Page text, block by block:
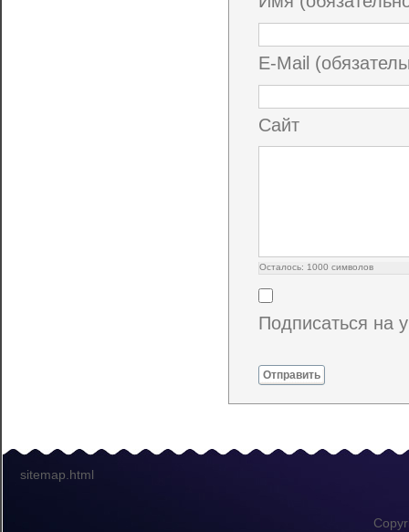
E-Mail
Сайт
Осталось: 1000 символов
Подписаться на
Отправить
sitemap.html